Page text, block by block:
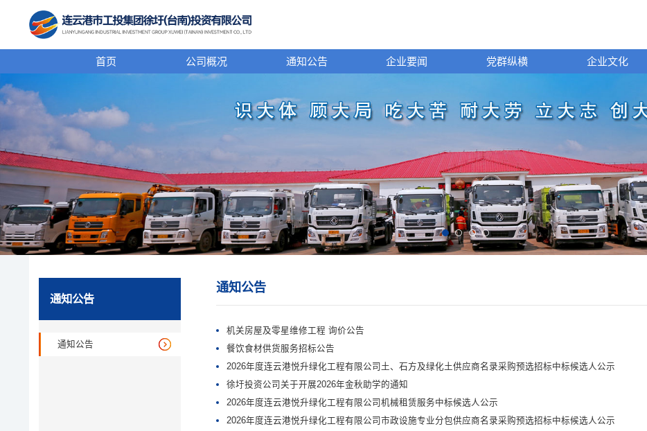
首页 公司概况 通知公告 企业要闻 党群纵横 企业文化
通知公告
通知公告
通知公告
机关房屋及零星维修工程 询价公告
餐饮食材供货服务招标公告
2026年度连云港悦升绿化工程有限公司土、石方及绿化土供应商名录采购预选招标中标候选人公示
徐圩投资公司关于开展2026年金秋助学的通知
2026年度连云港悦升绿化工程有限公司机械租赁服务中标候选人公示
2026年度连云港悦升绿化工程有限公司市政设施专业分包供应商名录采购预选招标中标候选人公示